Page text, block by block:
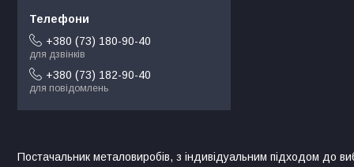
+380 (73) 180-90-40
для дзвінків
+380 (73) 182-90-40
для повідомлень
Постачальник металовиробів, з індивідуальним підходом до